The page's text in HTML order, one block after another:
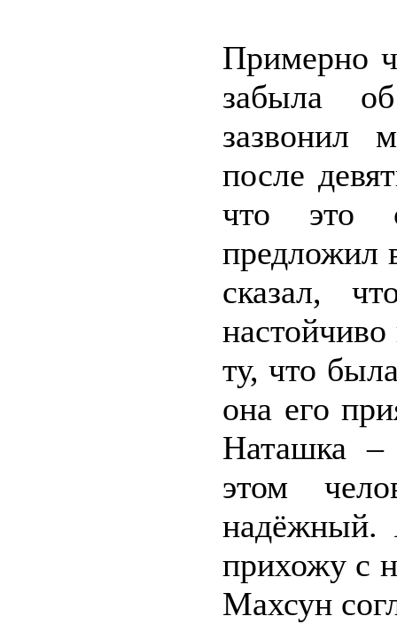
Примерно
забыла
зазвонил
после
что это
предложил
сказал,
настойчиво
ту, что
она его
Наташка –
этом
надёжный.
прихожу с
Махсун